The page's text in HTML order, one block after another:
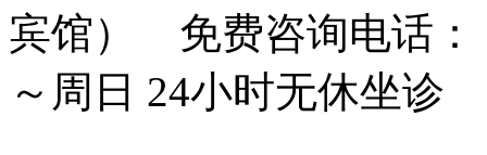
宾馆） 免费咨询电话：
～周日 24小时无休坐诊